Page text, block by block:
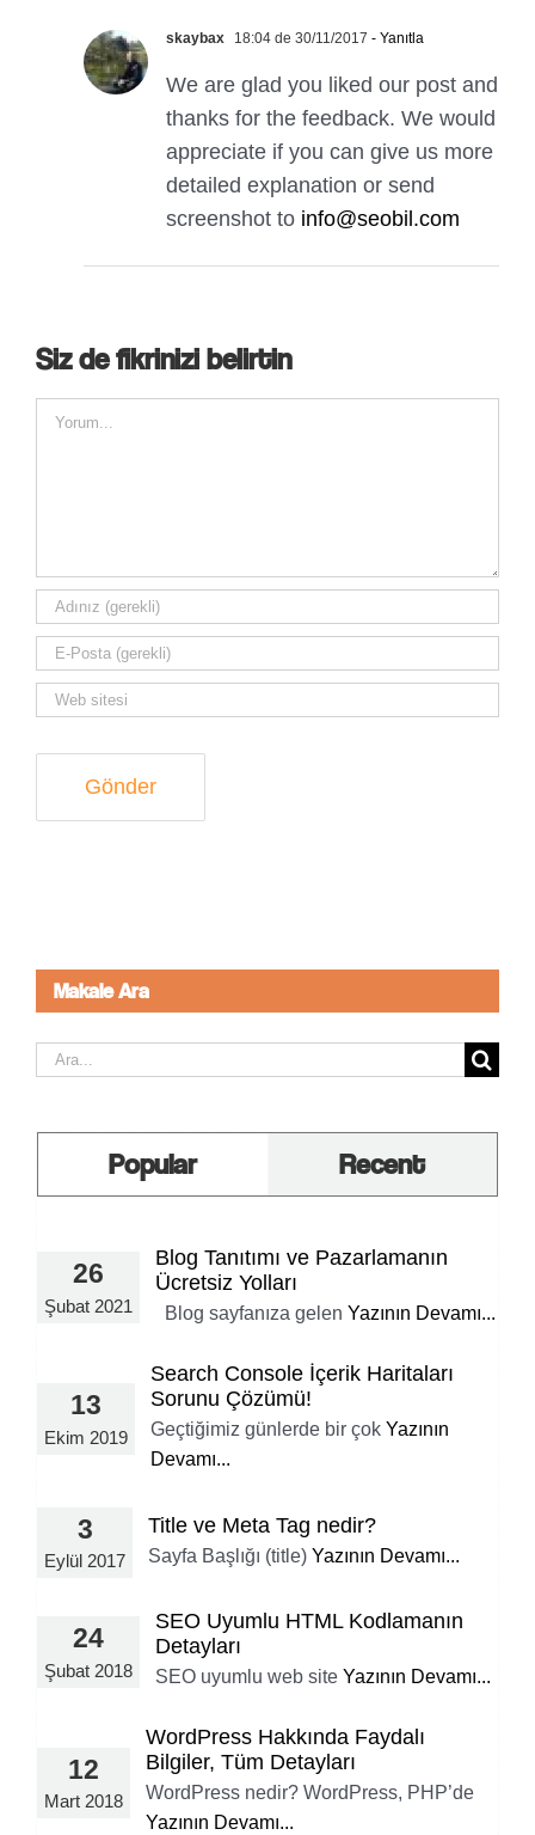
skaybax 18:04 de 30/11/2017 - Yanıtla
We are glad you liked our post and
thanks for the feedback. We would
appreciate if you can give us more
detailed explanation or send
screenshot to info@seobil.com
Siz de fikrinizi belirtin
Comment
Makale Ara
Ara:
Popular Recent
26
Şubat 2021
Blog Tanıtımı ve Pazarlamanın
Ücretsiz Yolları
Blog sayfanıza gelen Yazının Devamı...
13
Ekim 2019
Search Console İçerik Haritaları
Sorunu Çözümü!
Geçtiğimiz günlerde bir çok Yazının
Devamı...
3
Eylül 2017
Title ve Meta Tag nedir?
Sayfa Başlığı (title) Yazının Devamı...
24
Şubat 2018
SEO Uyumlu HTML Kodlamanın
Detayları
SEO uyumlu web site Yazının Devamı...
12
Mart 2018
WordPress Hakkında Faydalı
Bilgiler, Tüm Detayları
WordPress nedir? WordPress, PHP’de
Yazının Devamı...